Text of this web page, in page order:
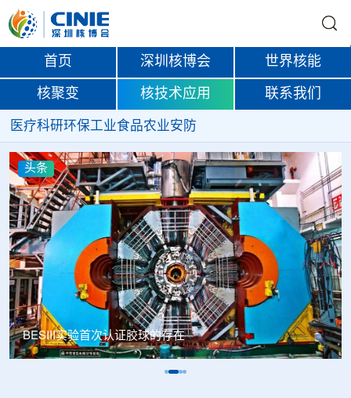
首页 深圳核博会 世界核能
核聚变 核技术应用 联系我们
医疗科研环保工业食品农业安防
头条
BESIII实验首次认证胶球的存在